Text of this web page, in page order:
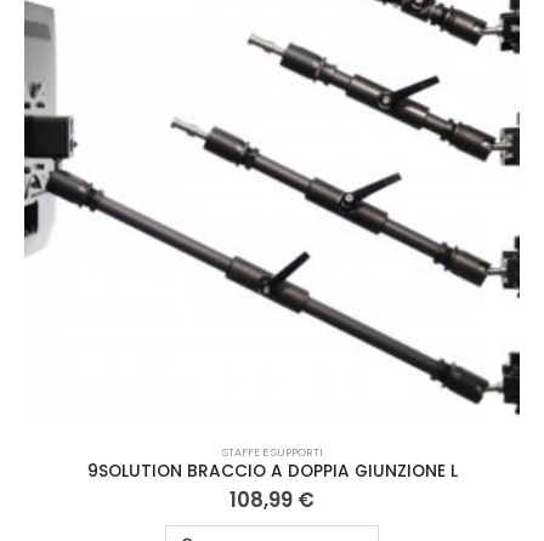
STAFFE E SUPPORTI
9SOLUTION BRACCIO A DOPPIA GIUNZIONE L
108,99 €